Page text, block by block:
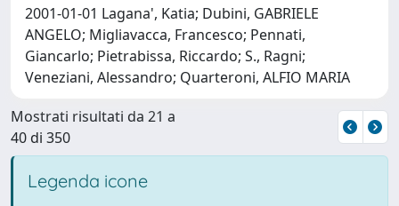
2001-01-01 Lagana', Katia; Dubini, GABRIELE
ANGELO; Migliavacca, Francesco; Pennati,
Giancarlo; Pietrabissa, Riccardo; S., Ragni;
Veneziani, Alessandro; Quarteroni, ALFIO MARIA
Mostrati risultati da 21 a
40 di 350
Legenda icone